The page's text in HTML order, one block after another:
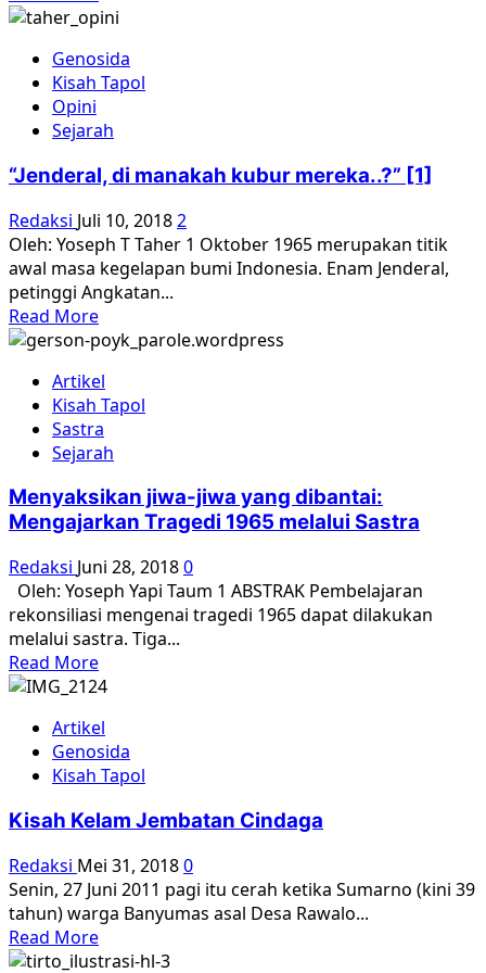
more
“Jenderal,
di
kubur
[2]
Genosida
Kisah Tapol
Opini
Sejarah
“Jenderal, di manakah kubur mereka..?” [1]
Redaksi Juli 10, 20182
Oleh: Yoseph T Taher 1 Oktober 1965 merupakan titik
awal masa kegelapan bumi Indonesia. Enam Jenderal,
petinggi Angkatan...
Read MoreRead
more
“Jenderal,
di
manakah
kubur
mereka..?”
[1]
Artikel
Kisah Tapol
Sastra
Sejarah
Menyaksikan jiwa-jiwa yang dibantai:
Mengajarkan Tragedi 1965 melalui Sastra
Redaksi Juni 28, 20180
Oleh: Yoseph Yapi Taum 1 ABSTRAK Pembelajaran
rekonsiliasi mengenai tragedi 1965 dapat dilakukan
melalui sastra. Tiga...
Read MoreRead
more
Menyaksikan
jiwa-
jiwa
dibantai:
Tragedi
1965
melalui
Sastra
Artikel
Genosida
Kisah Tapol
Kisah Kelam Jembatan Cindaga
Redaksi Mei 31, 20180
Senin, 27 Juni 2011 pagi itu cerah ketika Sumarno (kini 39
tahun) warga Banyumas asal Desa Rawalo...
Read MoreRead
more